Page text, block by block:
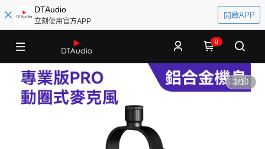
DTAudio
立刻使用官方APP
開啟APP
0
1/10